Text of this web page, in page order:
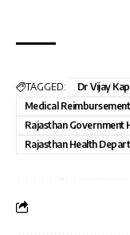
TAGGED: Dr Vijay
Medical Reimbursement
Rajasthan Government
Rajasthan Health